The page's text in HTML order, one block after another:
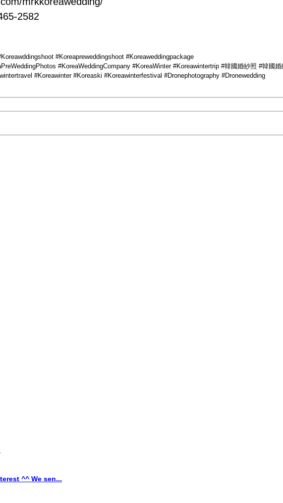
2582
#Koreapreweddingshoot #Koreaweddingpackage
#KoreaWeddingCompany #KoreaWinter #Koreawintertrip #韓國婚紗照 #韓
#Koreawinter #Koreaski #Koreawinterfestival #Dronephotography #Dronewedding
^^ We sen...